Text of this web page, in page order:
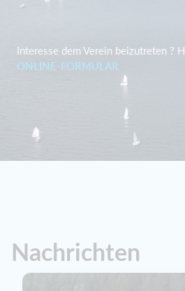
Interesse dem Verein beizutreten ? H
ONLINE-FORMULAR
Nachrichten